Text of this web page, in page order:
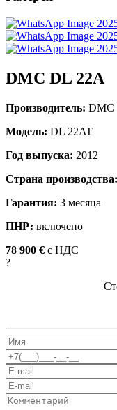
DMC DL 22A
Производитель: DMC
Модель: DL 22AT
Год выпуска: 2012
Страна производства:
Гарантия: 3 месяца
ПНР: включено
78 900 € c НДС
?